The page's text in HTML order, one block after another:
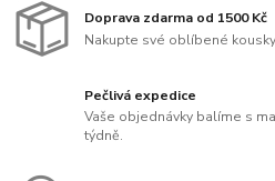
Doprava zdarma od 1500 Kč
Nakupte své oblíbené
Pečlivá expedice
Vaše objednávky balíme s
týdně.